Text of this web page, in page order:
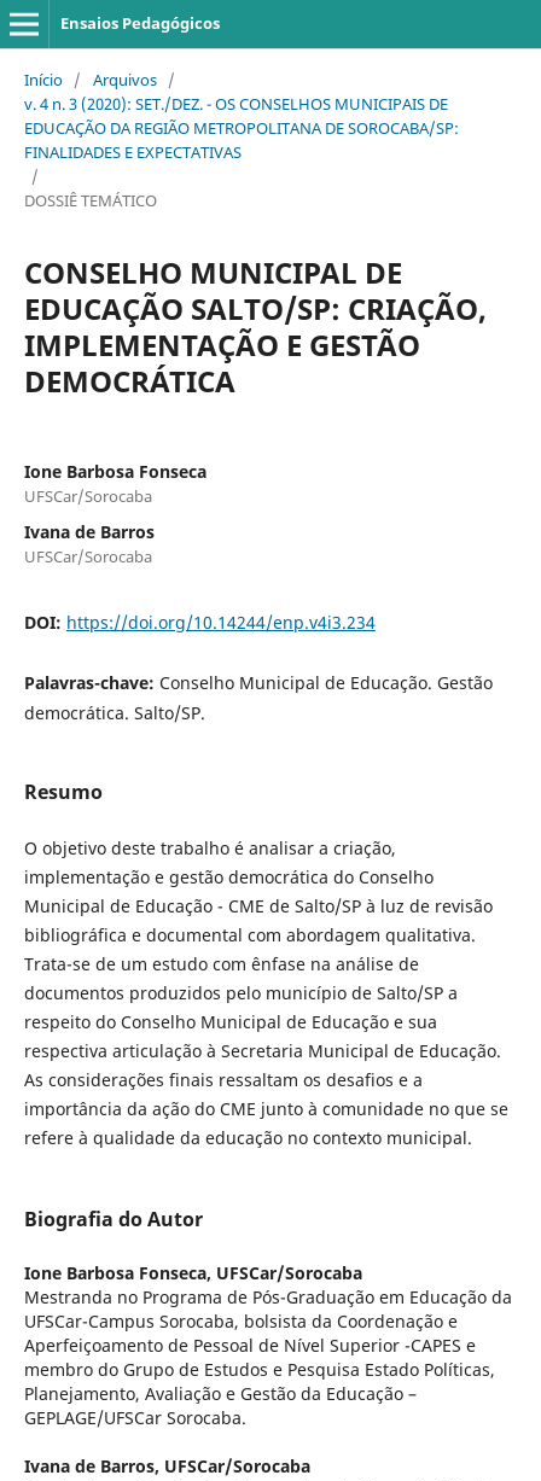
Ensaios Pedagógicos
Início / Arquivos /
v. 4 n. 3 (2020): SET./DEZ. - OS CONSELHOS MUNICIPAIS DE
EDUCAÇÃO DA REGIÃO METROPOLITANA DE SOROCABA/SP:
FINALIDADES E EXPECTATIVAS
/
DOSSIÊ TEMÁTICO
CONSELHO MUNICIPAL DE
EDUCAÇÃO SALTO/SP: CRIAÇÃO,
IMPLEMENTAÇÃO E GESTÃO
DEMOCRÁTICA
Ione Barbosa Fonseca
UFSCar/Sorocaba
Ivana de Barros
UFSCar/Sorocaba
DOI: https://doi.org/10.14244/enp.v4i3.234
Palavras-chave: Conselho Municipal de Educação. Gestão
democrática. Salto/SP.
Resumo
O objetivo deste trabalho é analisar a criação,
implementação e gestão democrática do Conselho
Municipal de Educação - CME de Salto/SP à luz de revisão
bibliográfica e documental com abordagem qualitativa.
Trata-se de um estudo com ênfase na análise de
documentos produzidos pelo município de Salto/SP a
respeito do Conselho Municipal de Educação e sua
respectiva articulação à Secretaria Municipal de Educação.
As considerações finais ressaltam os desafios e a
importância da ação do CME junto à comunidade no que se
refere à qualidade da educação no contexto municipal.
Biografia do Autor
Ione Barbosa Fonseca, UFSCar/Sorocaba
Mestranda no Programa de Pós-Graduação em Educação da
UFSCar-Campus Sorocaba, bolsista da Coordenação e
Aperfeiçoamento de Pessoal de Nível Superior -CAPES e
membro do Grupo de Estudos e Pesquisa Estado Políticas,
Planejamento, Avaliação e Gestão da Educação –
GEPLAGE/UFSCar Sorocaba.
Ivana de Barros, UFSCar/Sorocaba